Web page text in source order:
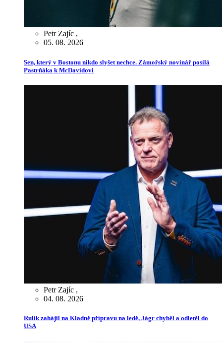
Petr Zajíc ,
05. 08. 2026
Sen, který v Bostonu nikdo slyšet nechce. Zámořský novinář posílá
Pastrňáka k McDavidovi
Petr Zajíc ,
04. 08. 2026
Rulík zahájil na Kladně přípravu na ledě, Jágr chyběl a odletěl do
USA